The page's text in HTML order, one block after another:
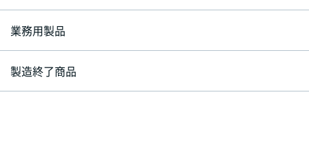
業務用製品
製造終了商品